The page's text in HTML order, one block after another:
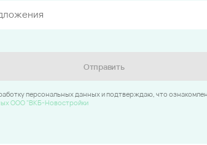
Отправить
персональных данных и подтверждаю, что
ООО "ВКБ-Новостройки